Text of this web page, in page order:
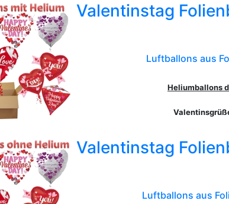
Valentinstag
Luftballons aus
Heliumballons
Valentinstag
Luftballons aus